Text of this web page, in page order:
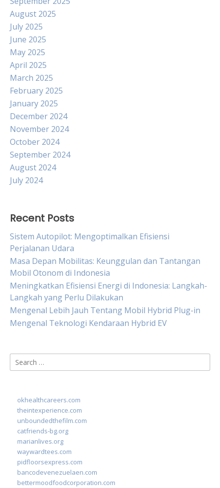
August 2025
July 2025
June 2025
May 2025
April 2025
March 2025
February 2025
January 2025
December 2024
November 2024
October 2024
September 2024
August 2024
July 2024
Recent Posts
Sistem Autopilot: Mengoptimalkan Efisiensi
Perjalanan Udara
Masa Depan Mobilitas: Keunggulan dan Tantangan
Mobil Otonom di Indonesia
Meningkatkan Efisiensi Energi di Indonesia: Langkah-
Langkah yang Perlu Dilakukan
Mengenal Lebih Jauh Tentang Mobil Hybrid Plug-in
Mengenal Teknologi Kendaraan Hybrid EV
Search
for:
okhealthcareers.com
theintexperience.com
unboundedthefilm.com
catfriends-bg.org
marianlives.org
waywardtees.com
pidfloorsexpress.com
bancodevenezuelaen.com
bettermoodfoodcorporation.com